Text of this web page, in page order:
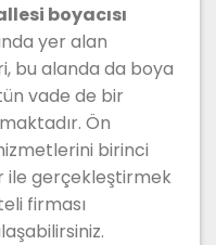
boyacısı
yer alan
bu alanda da boya
vade de bir
Ön
birinci
ile gerçekleştirmek
firması